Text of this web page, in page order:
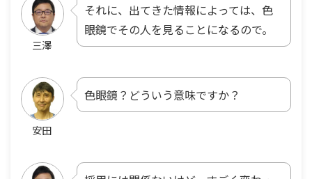
三澤
それに、出てきた情報によっては、色
眼鏡でその人を見ることになるので。
安田
色眼鏡？どういう意味ですか？